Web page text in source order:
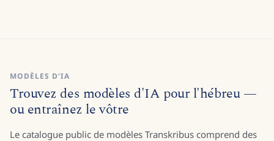
MODÈLES D'IA
Trouvez des modèles d'IA pour l'hébreu —
ou entraînez le vôtre
Le catalogue public de modèles Transkribus comprend des